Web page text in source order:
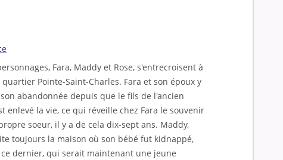
Fara, Maddy et Rose, s'entrecroisent à
Pointe-Saint-Charles. Fara et son époux y
abandonnée depuis que le fils de l'ancien
enlevé la vie, ce qui réveille chez Fara le souvenir
soeur, il y a de cela dix-sept ans. Maddy,
toujours la maison où son bébé fut kidnappé,
dernier, qui serait maintenant une jeune